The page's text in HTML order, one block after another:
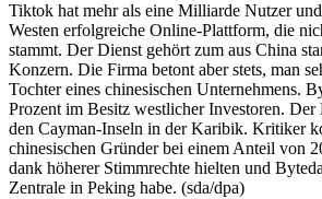
Tiktok hat mehr als eine Milliarde Nutzer
Westen erfolgreiche Online-Plattform, die
stammt. Der Dienst gehört zum aus China
Konzern. Die Firma betont aber stets, man
Tochter eines chinesischen Unternehmens.
Prozent im Besitz westlicher Investoren. Der
den Cayman-Inseln in der Karibik. Kritiker
chinesischen Gründer bei einem Anteil von
dank höherer Stimmrechte hielten und
Zentrale in Peking habe. (sda/dpa)